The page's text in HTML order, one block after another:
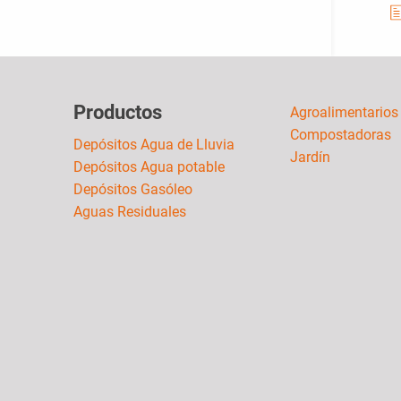
Productos
Depósitos Agua de Lluvia
Depósitos Agua potable
Depósitos Gasóleo
Aguas Residuales
Agroalimentarios
Compostadoras
Jardín